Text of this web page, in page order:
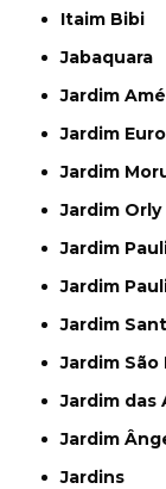
Itaim Bibi
Jabaquara
Jardim
Jardim
Jardim
Jardim Orly
Jardim
Jardim
Jardim
Jardim
Jardim das
Jardim
Jardins